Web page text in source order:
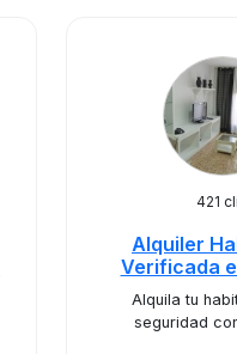
421
Alquiler
Verificada
Alquila tu
seguridad